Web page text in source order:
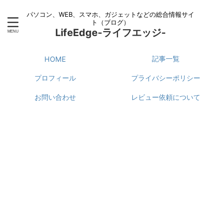
パソコン、WEB、スマホ、ガジェットなどの総合情報サイ
ト（ブログ）
LifeEdge-ライフエッジ-
HOME 記事一覧
プロフィール プライバシーポリシー
お問い合わせ レビュー依頼について